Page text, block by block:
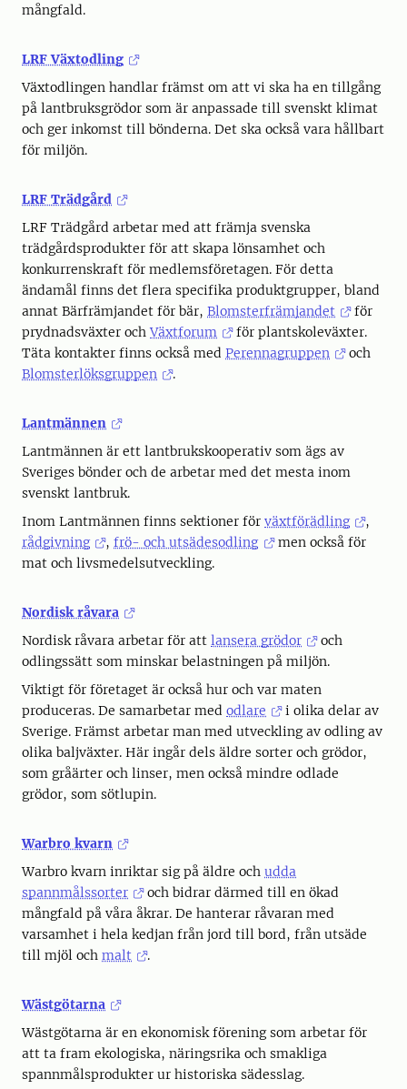
mångfald.
LRF Växtodling
Växtodlingen handlar främst om att vi ska ha en tillgång
på lantbruksgrödor som är anpassade till svenskt klimat
och ger inkomst till bönderna. Det ska också vara hållbart
för miljön.
LRF Trädgård
LRF Trädgård arbetar med att främja svenska
trädgårdsprodukter för att skapa lönsamhet och
konkurrenskraft för medlemsföretagen. För detta
ändamål finns det flera specifika produktgrupper, bland
annat Bärfrämjandet för bär, Blomsterfrämjandet
för
prydnadsväxter ochVäxtforum
för plantskoleväxter.
Täta kontakter finns också med Perennagruppen
och
Blomsterlöksgruppen
.
Lantmännen
Lantmännen är ett lantbrukskooperativ som ägs av
Sveriges bönder och de arbetar med det mesta inom
svenskt lantbruk.
Inom Lantmännen finns sektioner för växtförädling
,
rådgivning
,frö- och utsädesodling
men också för
mat och livsmedelsutveckling.
Nordisk råvara
Nordisk råvara arbetar för att lansera grödor
och
odlingssätt som minskar belastningen på miljön.
Viktigt för företaget är också hur och var maten
produceras. De samarbetar med odlare
i olika delar av
Sverige. Främst arbetar man med utveckling av odling av
olika baljväxter. Här ingår dels äldre sorter och grödor,
som gråärter och linser, men också mindre odlade
grödor, som sötlupin.
Warbro kvarn
Warbro kvarn inriktar sig på äldre och udda
spannmålssorter
och bidrar därmed till en ökad
mångfald på våra åkrar. De hanterar råvaran med
varsamhet i hela kedjan från jord till bord, från utsäde
till mjöl och malt .
Wästgötarna
Wästgötarna är en ekonomisk förening som arbetar för
att ta fram ekologiska, näringsrika och smakliga
spannmålsprodukter ur historiska sädesslag.